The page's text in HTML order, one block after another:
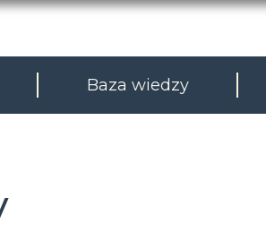
Baza wiedzy